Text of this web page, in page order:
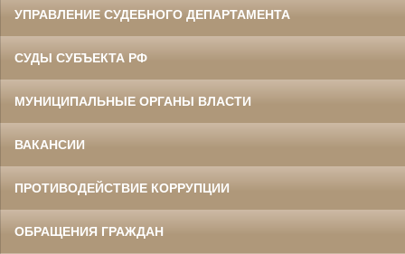
УПРАВЛЕНИЕ СУДЕБНОГО ДЕПАРТАМЕНТА
СУДЫ СУБЪЕКТА РФ
МУНИЦИПАЛЬНЫЕ ОРГАНЫ ВЛАСТИ
ВАКАНСИИ
ПРОТИВОДЕЙСТВИЕ КОРРУПЦИИ
ОБРАЩЕНИЯ ГРАЖДАН